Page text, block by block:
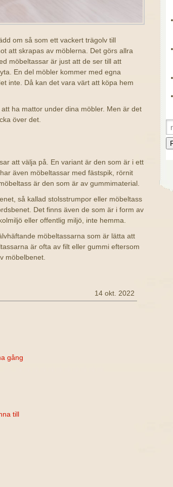
om så som ett vackert trägolv till
att skrapas av möblerna. Det görs allra
möbeltassar är just att de ser till att
En del möbler kommer med egna
inte. Då kan det vara värt att köpa hem
ha mattor under dina möbler. Men är det
över det.
att välja på. En variant är den som är i ett
även möbeltassar med fästspik, rörnit
är den som är av gummimaterial.
så kallad stolsstrumpor eller möbeltass
Det finns även de som är i form av
eller offentlig miljö, inte hemma.
möbeltassarna som är lätta att
är ofta av filt eller gummi eftersom
möbelbenet.
14 okt. 2022
gång
till